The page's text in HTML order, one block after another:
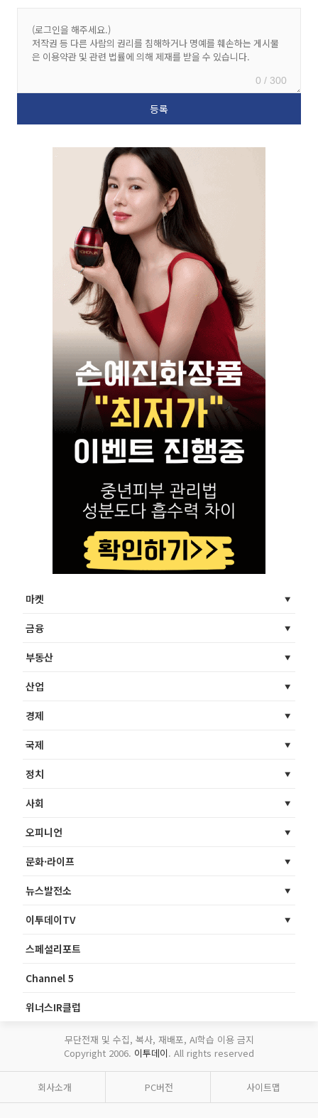
0 / 300
마켓
금융
부동산
산업
경제
국제
정치
사회
오피니언
문화·라이프
뉴스발전소
이투데이TV
스페셜리포트
Channel 5
위너스IR클럽
무단전재 및 수집, 복사, 재배포, AI학습 이용 금지
Copyright 2006. 이투데이. All rights reserved
회사소개 PC버전 사이트맵